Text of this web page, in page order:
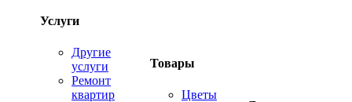
Услуги
Другие
услуги
Ремонт
квартир
Товары
Цветы